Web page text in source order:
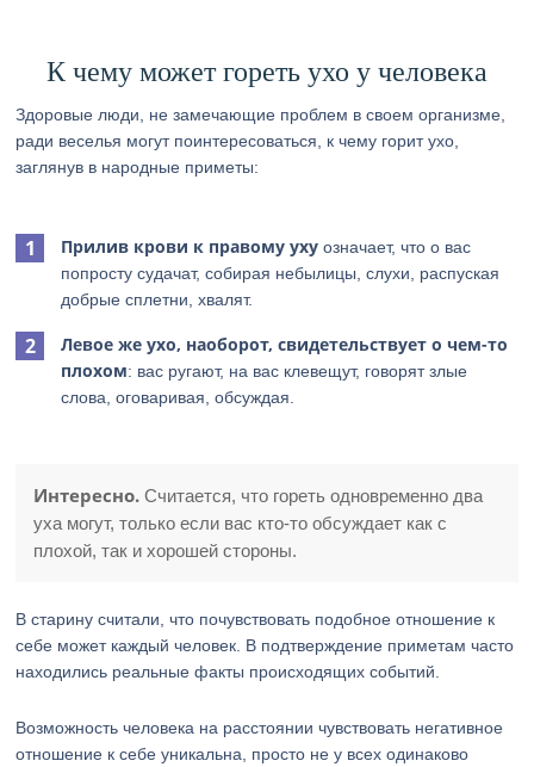
К чему может гореть ухо у человека
Здоровые люди, не замечающие проблем в своем организме,
ради веселья могут поинтересоваться, к чему горит ухо,
заглянув в народные приметы:
Прилив крови к правому уху означает, что о вас
попросту судачат, собирая небылицы, слухи, распуская
добрые сплетни, хвалят.
Левое же ухо, наоборот, свидетельствует о чем-то
плохом: вас ругают, на вас клевещут, говорят злые
слова, оговаривая, обсуждая.
Интересно. Считается, что гореть одновременно два
уха могут, только если вас кто-то обсуждает как с
плохой, так и хорошей стороны.
В старину считали, что почувствовать подобное отношение к
себе может каждый человек. В подтверждение приметам часто
находились реальные факты происходящих событий.
Возможность человека на расстоянии чувствовать негативное
отношение к себе уникальна, просто не у всех одинаково